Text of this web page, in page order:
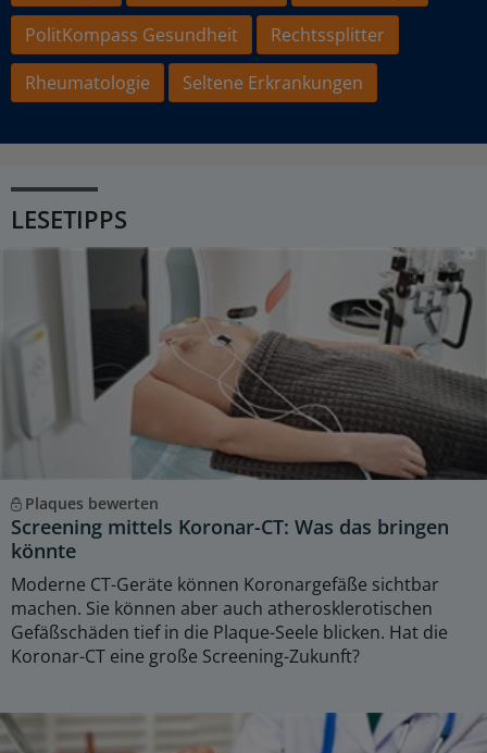
PolitKompass Gesundheit
Rechtssplitter
Rheumatologie
Seltene Erkrankungen
LESETIPPS
Plaques bewerten
Screening mittels Koronar-CT: Was das bringen
könnte
Moderne CT-Geräte können Koronargefäße sichtbar
machen. Sie können aber auch atherosklerotischen
Gefäßschäden tief in die Plaque-Seele blicken. Hat die
Koronar-CT eine große Screening-Zukunft?